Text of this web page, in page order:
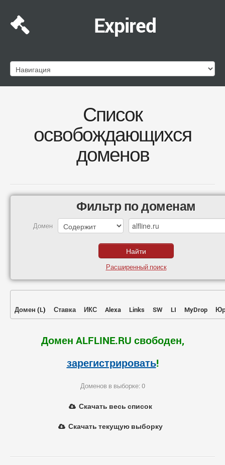
Expired
Список
освобождающихся
доменов
Фильтр по доменам
Домен
Расширенный поиск
Домен (L) Ставка ИКС Alexa Links SW LI MyDrop
Домен ALFLINE.RU свободен,
зарегистрировать!
Доменов в выборке: 0
Скачать весь список
Скачать текущую выборку